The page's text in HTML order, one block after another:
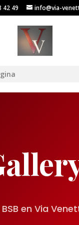
42 49 info@via-
en Via